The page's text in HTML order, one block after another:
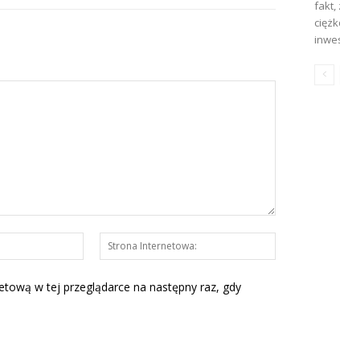
mail:*
Internetowa:
w tej przeglądarce na następny raz, gdy
fakt,